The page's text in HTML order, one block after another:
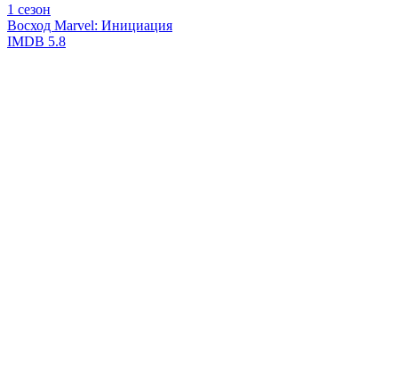
1 сезон
Восход Marvel: Инициация
IMDB 5.8